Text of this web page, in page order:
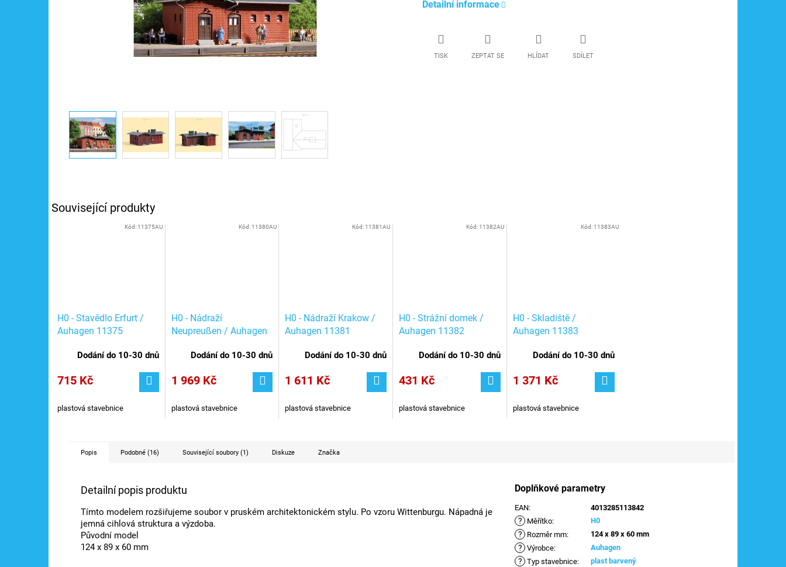
Detailní informace
TISK ZEPTAT SE HLÍDAT SDÍLET
Související produkty
H0 - Stavědlo Erfurt /
Auhagen 11375
Dodání do 10-30 dnů
715 Kč
plastová stavebnice
Kód: 11375AU
H0 - Nádraží
Neupreußen / Auhagen
Dodání do 10-30 dnů
1 969 Kč
plastová stavebnice
Kód: 11380AU
H0 - Nádraží Krakow /
Auhagen 11381
Dodání do 10-30 dnů
1 611 Kč
plastová stavebnice
Kód: 11381AU
H0 - Strážní domek /
Auhagen 11382
Dodání do 10-30 dnů
431 Kč
plastová stavebnice
Kód: 11382AU
H0 - Skladiště /
Auhagen 11383
Dodání do 10-30 dnů
1 371 Kč
plastová stavebnice
Kód: 11383AU
Popis Podobné (16) Související soubory (1) Diskuze Značka
Detailní popis produktu
Tímto modelem rozšiřujeme soubor v pruském architektonickém stylu. Po vzoru Wittenburgu. Nápadná je
jemná cihlová struktura a výzdoba.
Původní model
124 x 89 x 60 mm
Doplňkové parametry
EAN: 4013285113842
? Měřítko: H0
? Rozměr mm: 124 x 89 x 60 mm
? Výrobce: Auhagen
? Typ stavebnice: plast barvený